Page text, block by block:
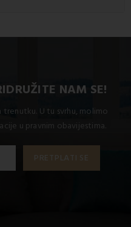
NAM SE!
U tu svrhu, molimo
u pravnim obavijestima.